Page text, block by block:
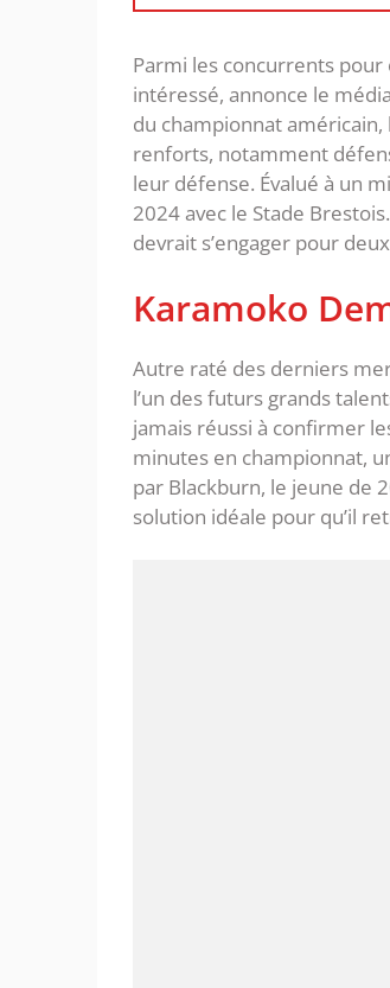
Parmi les concurrents
intéressé, annonce le
du championnat américain,
renforts, notamment
leur défense. Évalué à un
2024 avec le Stade
devrait s’engager pour
Karamoko
Autre raté des derniers
l’un des futurs grands
jamais réussi à confirmer
minutes en championnat,
par Blackburn, le jeune de
solution idéale pour qu’il